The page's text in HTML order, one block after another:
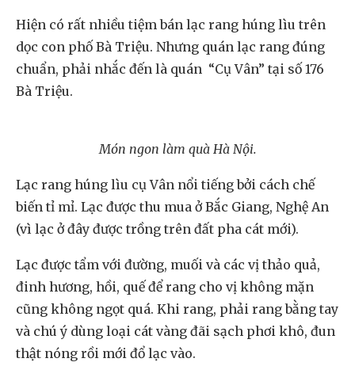
Hiện có rất nhiều tiệm bán lạc rang húng lìu trên
dọc con phố Bà Triệu. Nhưng quán lạc rang đúng
chuẩn, phải nhắc đến là quán “Cụ Vân” tại số 176
Bà Triệu.
Món ngon làm quà Hà Nội.
Lạc rang húng lìu cụ Vân nổi tiếng bởi cách chế
biến tỉ mỉ. Lạc được thu mua ở Bắc Giang, Nghệ An
(vì lạc ở đây được trồng trên đất pha cát mới).
Lạc được tẩm với đường, muối và các vị thảo quả,
đinh hương, hồi, quế để rang cho vị không mặn
cũng không ngọt quá. Khi rang, phải rang bằng tay
và chú ý dùng loại cát vàng đãi sạch phơi khô, đun
thật nóng rồi mới đổ lạc vào.